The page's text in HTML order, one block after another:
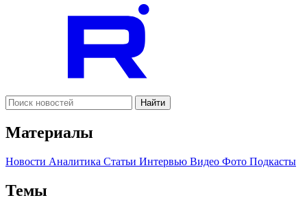
Найти
Материалы
Новости Аналитика Статьи Интервью Видео Фото Подкасты
Темы